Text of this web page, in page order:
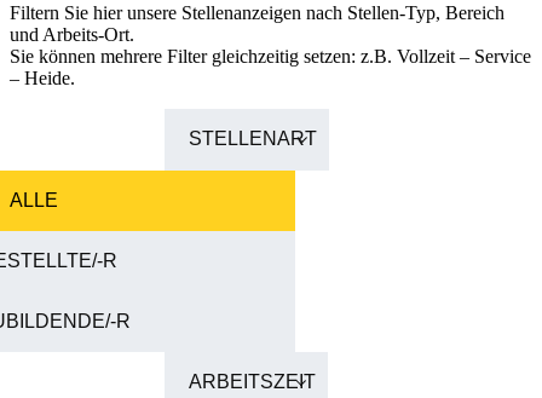
Filtern Sie hier unsere Stellenanzeigen nach Stellen-Typ, Bereich
und Arbeits-Ort.
Sie können mehrere Filter gleichzeitig setzen: z.B. Vollzeit – Service
– Heide.
STELLENART
ALLE
R
R
ARBEITSZEIT